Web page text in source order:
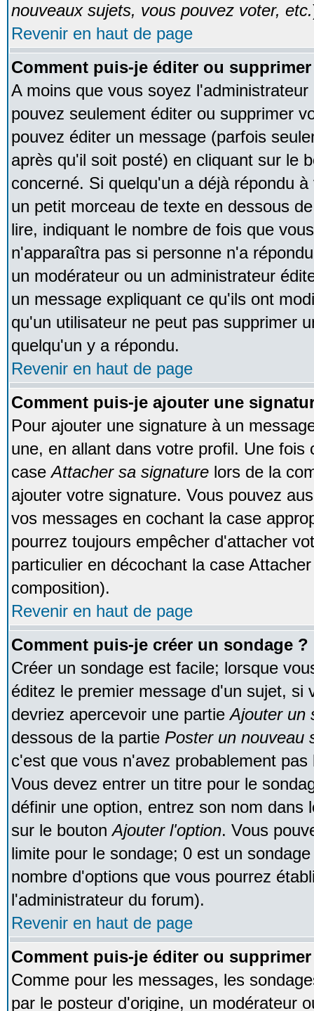
nouveaux sujets, vous pouvez voter, etc.
Revenir en haut de page
Comment puis-je éditer ou
A moins que vous soyez
pouvez seulement éditer ou supprimer
pouvez éditer un message (parfois
après qu'il soit posté) en cliquant sur le
concerné. Si quelqu'un a déjà répondu
un petit morceau de texte en dessous
lire, indiquant le nombre de fois que
n'apparaîtra pas si personne n'a
un modérateur ou un administrateur
un message expliquant ce qu'ils ont
qu'un utilisateur ne peut pas supprimer
quelqu'un y a répondu.
Revenir en haut de page
Comment puis-je ajouter une
Pour ajouter une signature à un
une, en allant dans votre profil. Une fois
caseAttacher sa signature lors de la
ajouter votre signature. Vous pouvez
vos messages en cochant la case
pourrez toujours empêcher d'attacher
particulier en décochant la case
composition).
Revenir en haut de page
Comment puis-je créer un sondage ?
Créer un sondage est facile; lorsque
éditez le premier message d'un sujet, si
devriez apercevoir une partieAjouter un
dessous de la partie Poster un nouveau
c'est que vous n'avez probablement
Vous devez entrer un titre pour le
définir une option, entrez son nom dans
sur le boutonAjouter l'option. Vous
limite pour le sondage; 0 est un
nombre d'options que vous pourrez
l'administrateur du forum).
Revenir en haut de page
Comment puis-je éditer ou
Comme pour les messages, les
par le posteur d'origine, un modérateur